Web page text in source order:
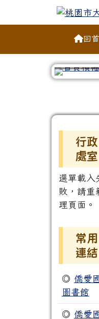
桃園市大
回
左邊
行政
處室
選單載入
敗，請重
理頁面。
常用
連結
◎ 僑愛
圖書館
◎ 僑愛
頁尾區域